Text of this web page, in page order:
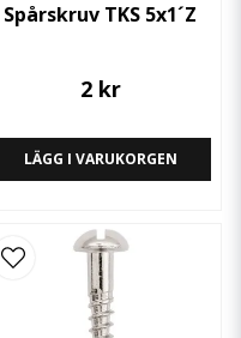
Spårskruv TKS 5x1´Z
2 kr
LÄGG I VARUKORGEN